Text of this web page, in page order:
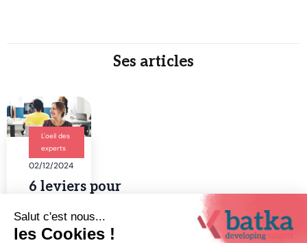
Ses articles
L'oeil des
experts
6 leviers pour
l’engagement
de vos
02/12/2024